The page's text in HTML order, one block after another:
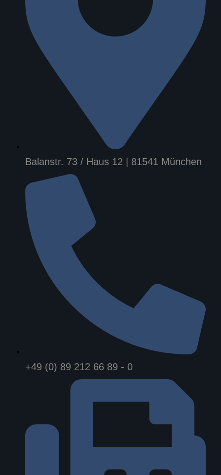
Balanstr. 73 / Haus 12 | 81541 München
+49 (0) 89 212 66 89 - 0